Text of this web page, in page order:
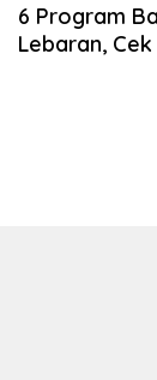
6 Program
Lebaran,